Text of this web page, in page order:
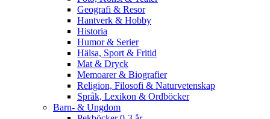
Geografi & Resor
Hantverk & Hobby
Historia
Humor & Serier
Hälsa, Sport & Fritid
Mat & Dryck
Memoarer & Biografier
Religion, Filosofi & Naturvetenskap
Språk, Lexikon & Ordböcker
Barn- & Ungdom